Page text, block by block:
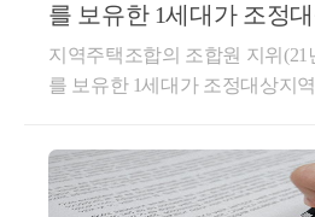
를 보유한 1세대가 조정
에 분양권을 취득한 경우
지역주택조합의 조합원 지위
를 보유한 1세대가 조정대상지
면-2023-부동산-1411 [부동산납
023.11.03.생산일자 : 2023.08.01.
조합원 지위(21년 이전 사업계